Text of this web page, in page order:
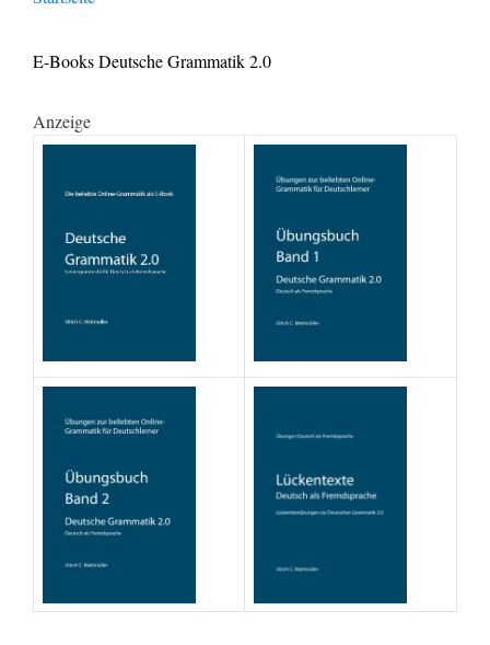
E-Books Deutsche Grammatik 2.0
Anzeige